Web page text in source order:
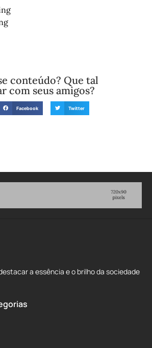
conteúdo? Que tal
com seus amigos?
Facebook Twitter
a essência e o brilho da sociedade